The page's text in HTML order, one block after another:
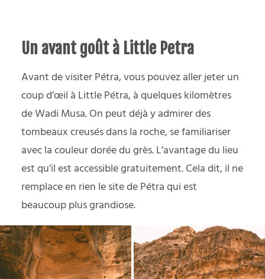
Un avant goût à Little Petra
Avant de visiter Pétra, vous pouvez aller jeter un
coup d’œil à Little Pétra, à quelques kilomètres
de Wadi Musa. On peut déjà y admirer des
tombeaux creusés dans la roche, se familiariser
avec la couleur dorée du grès. L’avantage du lieu
est qu’il est accessible gratuitement. Cela dit, il ne
remplace en rien le site de Pétra qui est
beaucoup plus grandiose.